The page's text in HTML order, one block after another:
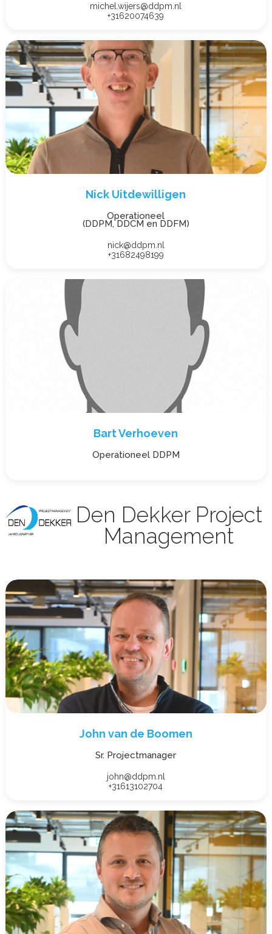
michel.wijers@ddpm.nl
+31620074639
Nick Uitdewilligen
Operationeel
(DDPM, DDCM en DDFM)
nick@ddpm.nl
+31682498199
Bart Verhoeven
Operationeel DDPM
Den Dekker Project
Management
John van de Boomen
Sr. Projectmanager
john@ddpm.nl
+31613102704